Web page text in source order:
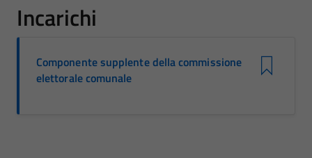
Incarichi
Componente supplente della commissione
elettorale comunale